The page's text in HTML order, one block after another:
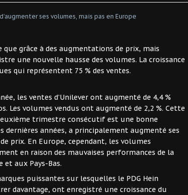
que grâce à des augmentations de prix, mais
une nouvelle hausse des volumes. La croissance
qui représentent 75 % des ventes.
les ventes d’Unilever ont augmenté de 4,4 %
Les volumes vendus ont augmenté de 2,2 %. Cette
trimestre consécutif est une bonne
dernières années, a principalement augmenté ses
prix. En Europe, cependant, les volumes
en raison des mauvaises performances de la
aux Pays-Bas.
puissantes sur lesquelles le PDG Hein
davantage, ont enregistré une croissance du